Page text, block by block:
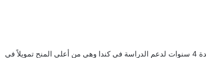
تقدم الجامعة الكندية تمويل بقيمة $60,000 لمدة 4 سنوات لدعم الدراسة في كندا وهي من أعلي المنح تمويلاً في